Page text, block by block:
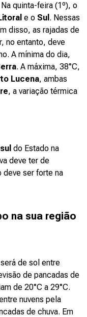
quinta-feira (1º), o
e o Sul . Nessas
disso, as rajadas de
no entanto, deve
A mínima do dia,
. A máxima, 38°C,
Lucena, ambas
, a variação térmica
sul do Estado na
deve ter de
deve ser forte na
na sua região
de sol entre
de pancadas de
de 20°C a 29°C.
nuvens pela
de chuva. Em